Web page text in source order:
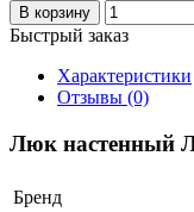
В корзину
Быстрый заказ
Характеристики
Отзывы (0)
Люк настенный
Бренд